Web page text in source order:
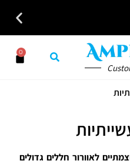
לבית לעסק ולמשרד 0
לאוורור חללים גדולים